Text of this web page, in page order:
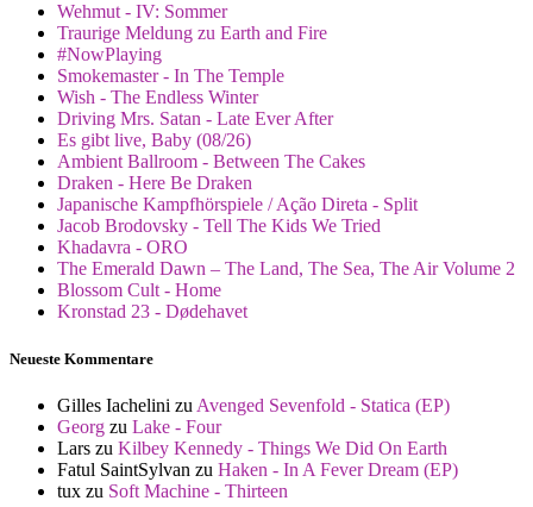
Wehmut - IV: Sommer
Traurige Meldung zu Earth and Fire
#NowPlaying
Smokemaster - In The Temple
Wish - The Endless Winter
Driving Mrs. Satan - Late Ever After
Es gibt live, Baby (08/26)
Ambient Ballroom - Between The Cakes
Draken - Here Be Draken
Japanische Kampfhörspiele / Ação Direta - Split
Jacob Brodovsky - Tell The Kids We Tried
Khadavra - ORO
The Emerald Dawn – The Land, The Sea, The Air Volume 2
Blossom Cult - Home
Kronstad 23 - Dødehavet
Neueste Kommentare
Gilles Iachelini zu Avenged Sevenfold - Statica (EP)
Georg zu Lake - Four
Lars zu Kilbey Kennedy - Things We Did On Earth
Fatul SaintSylvan zu Haken - In A Fever Dream (EP)
tux zu Soft Machine - Thirteen